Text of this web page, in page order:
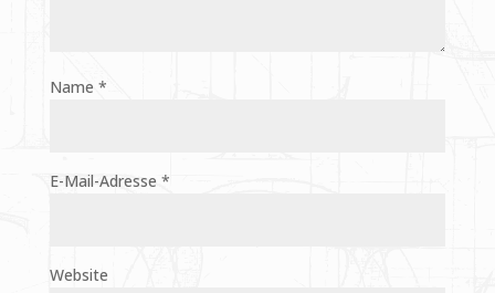
Name *
E-Mail-Adresse *
Website